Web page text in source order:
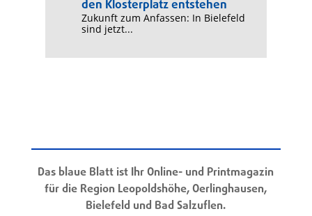
den Klosterplatz entstehen
Zukunft zum Anfassen: In Bielefeld
sind jetzt...
Das blaue Blatt ist Ihr Online- und Printmagazin
für die Region Leopoldshöhe, Oerlinghausen,
Bielefeld und Bad Salzuflen.